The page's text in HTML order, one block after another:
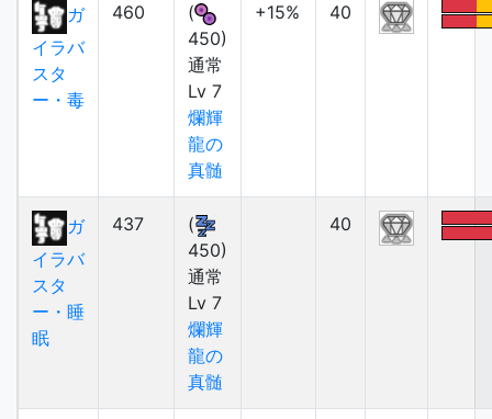
ガ
イラバ
スタ
ー・毒
460
(
450)
通常
Lv 7
爛輝
龍の
真髄
+15% 40
ガ
イラバ
スタ
ー・睡
眠
437
(
450)
通常
Lv 7
爛輝
龍の
真髄
40